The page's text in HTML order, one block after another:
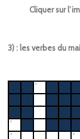
Cliquer sur
3) : les verbes du